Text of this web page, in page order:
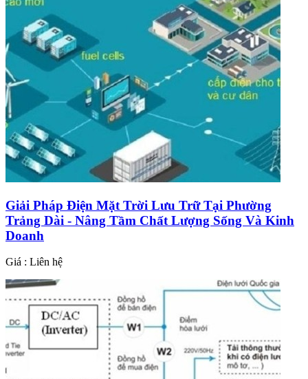
Giải Pháp Điện Mặt Trời Lưu Trữ Tại Phường
Trảng Dài - Nâng Tầm Chất Lượng Sống Và Kinh
Doanh
Giá : Liên hệ